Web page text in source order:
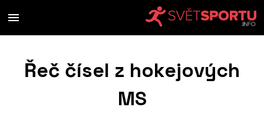
Řeč čísel z hokejových
MS